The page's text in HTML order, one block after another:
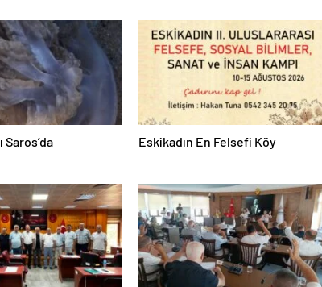
Saros’da Eskikadın En Felsefi Köy